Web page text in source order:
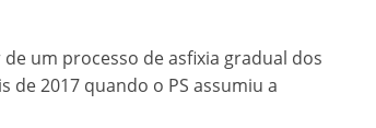
um processo de asfixia gradual dos
de 2017 quando o PS assumiu a